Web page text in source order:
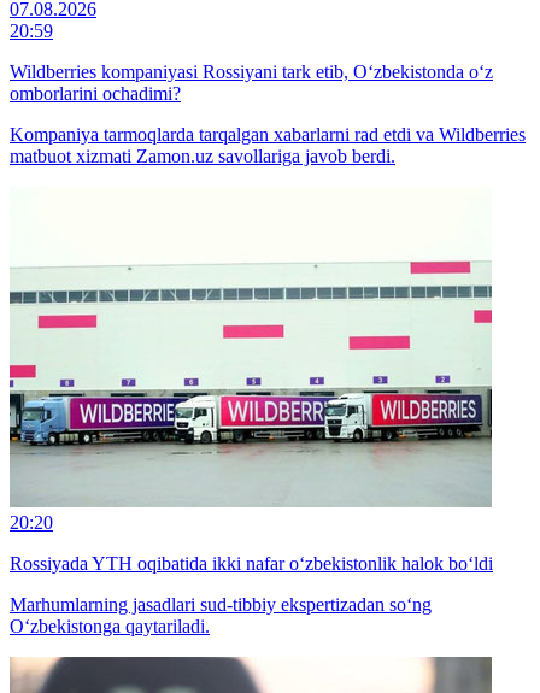
07.08.2026
20:59
Wildberries kompaniyasi Rossiyani tark etib, O‘zbekistonda o‘z
omborlarini ochadimi?
Kompaniya tarmoqlarda tarqalgan xabarlarni rad etdi va Wildberries
matbuot xizmati Zamon.uz savollariga javob berdi.
20:20
Rossiyada YTH oqibatida ikki nafar o‘zbekistonlik halok bo‘ldi
Marhumlarning jasadlari sud-tibbiy ekspertizadan so‘ng
O‘zbekistonga qaytariladi.